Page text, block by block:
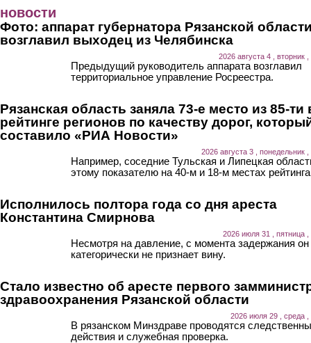
новости
Фото: аппарат губернатора Рязанской
возглавил выходец из Челябинска
2026 августа 4 , вторник
Предыдущий руководитель аппарата возглавил
территориальное управление Росреестра.
Рязанская область заняла 73-е место из 85-ти
рейтинге регионов по качеству дорог,
составило «РИА Новости»
2026 августа 3 , понедельник ,
Например, соседние Тульская и Липецкая
этому показателю на 40-м и 18-м местах
Исполнилось полтора года со дня ареста
Константина Смирнова
2026 июля 31 , пятница ,
Несмотря на давление, с момента задержания он
категорически не признает вину.
Стало известно об аресте первого
здравоохранения Рязанской области
2026 июля 29 , среда ,
В рязанском Минздраве проводятся
действия и служебная проверка.